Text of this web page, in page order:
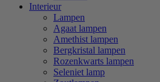
Interieur
Lampen
Agaat lampen
Amethist lampen
Bergkristal lampen
Rozenkwarts lampen
Seleniet lamp